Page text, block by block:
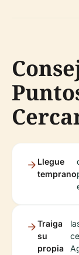
Llegue
temprano
Traiga
su
propia